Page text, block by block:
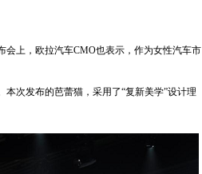
会上，欧拉汽车CMO也表示，作为女性汽车市
次发布的芭蕾猫，采用了“复新美学”设计理